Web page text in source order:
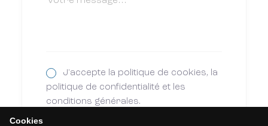
J'accepte la politique de cookies, la
politique de confidentialité et les
conditions générales.
Cookies